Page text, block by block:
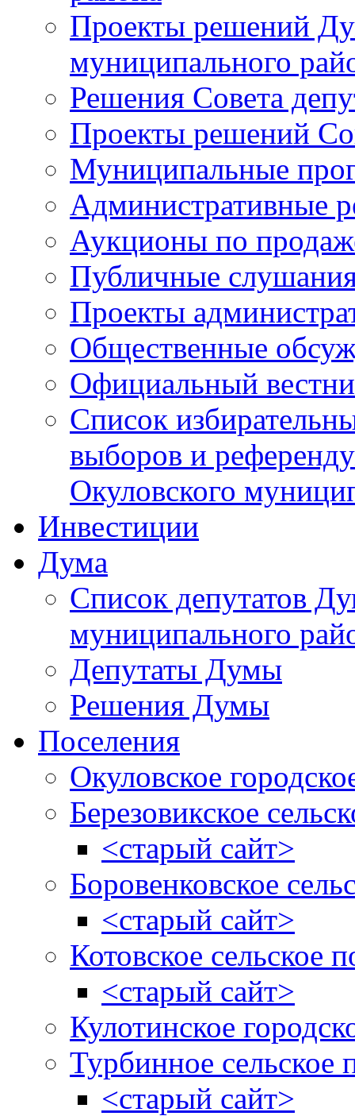
Проекты решений
муниципального
Решения Совета
Проекты решений
Муниципальные
Административные
Аукционы по
Публичные
Проекты
Общественные
Официальный
Список
выборов и
Окуловского
Инвестиции
Дума
Список депутатов
муниципального
Депутаты Думы
Решения Думы
Поселения
Окуловское
Березовикское
<старый сайт>
Боровенковское
<старый сайт>
Котовское сельское
<старый сайт>
Кулотинское
Турбинное сельское
<старый сайт>